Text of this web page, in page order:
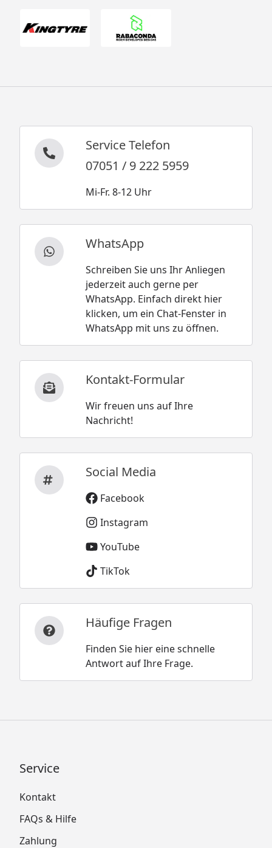
Service Telefon
07051 / 9 222 5959
Mi-Fr. 8-12 Uhr
WhatsApp
Schreiben Sie uns Ihr Anliegen
jederzeit auch gerne per
WhatsApp. Einfach direkt hier
klicken, um ein Chat-Fenster in
WhatsApp mit uns zu öffnen.
Kontakt-Formular
Wir freuen uns auf Ihre
Nachricht!
Social Media
Facebook
Instagram
YouTube
TikTok
Häufige Fragen
Finden Sie hier eine schnelle
Antwort auf Ihre Frage.
Service
Kontakt
FAQs & Hilfe
Zahlung